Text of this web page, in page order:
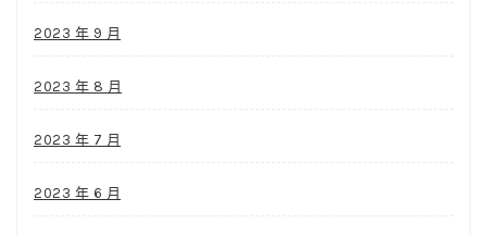
2023 年 9 月
2023 年 8 月
2023 年 7 月
2023 年 6 月